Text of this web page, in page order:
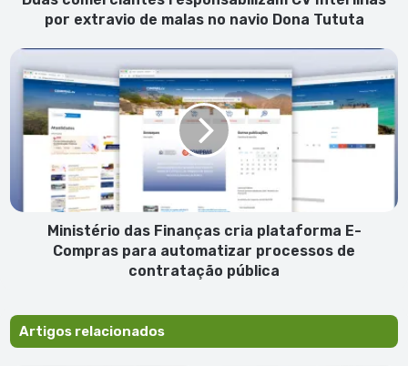
Tututa
por extravio de malas no navio Dona Tututa
das
Finanças
cria
plataforma
Compras
automatizar
processosMinistério das Finanças cria plataforma E-
Compras para automatizar processos de
contratação pública
Artigos relacionados